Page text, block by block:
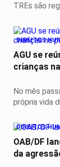
TREs são
DIREITOS
AGU se
crianças
No mês
própria vida
DIREITOS
OAB/DF
da